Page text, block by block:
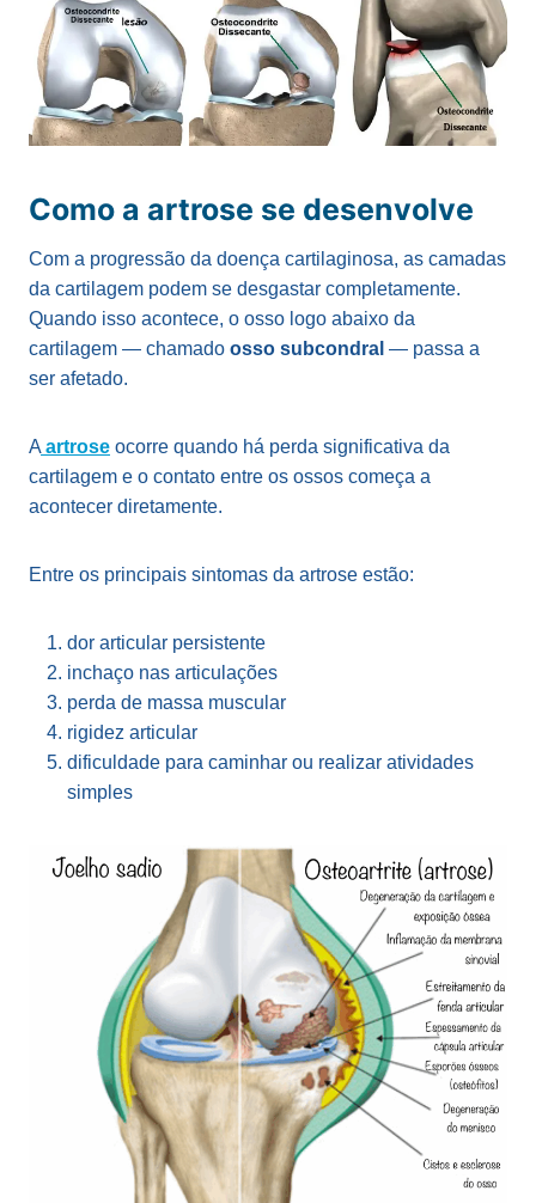
Como a artrose se desenvolve
Com a progressão da doença cartilaginosa, as camadas
da cartilagem podem se desgastar completamente.
Quando isso acontece, o osso logo abaixo da
cartilagem — chamado osso subcondral — passa a
ser afetado.
A artrose ocorre quando há perda significativa da
cartilagem e o contato entre os ossos começa a
acontecer diretamente.
Entre os principais sintomas da artrose estão:
dor articular persistente
inchaço nas articulações
perda de massa muscular
rigidez articular
dificuldade para caminhar ou realizar atividades
simples